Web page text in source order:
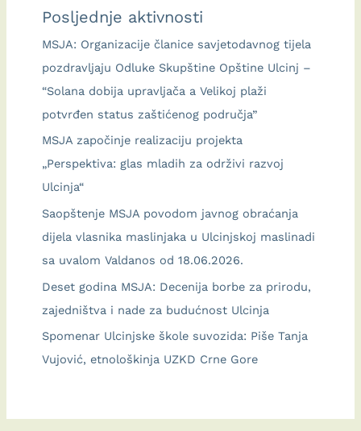
Posljednje aktivnosti
MSJA: Organizacije članice savjetodavnog tijela
pozdravljaju Odluke Skupštine Opštine Ulcinj –
“Solana dobija upravljača a Velikoj plaži
potvrđen status zaštićenog područja”
MSJA započinje realizaciju projekta
„Perspektiva: glas mladih za održivi razvoj
Ulcinja“
Saopštenje MSJA povodom javnog obraćanja
dijela vlasnika maslinjaka u Ulcinjskoj maslinadi
sa uvalom Valdanos od 18.06.2026.
Deset godina MSJA: Decenija borbe za prirodu,
zajedništva i nade za budućnost Ulcinja
Spomenar Ulcinjske škole suvozida: Piše Tanja
Vujović, etnološkinja UZKD Crne Gore